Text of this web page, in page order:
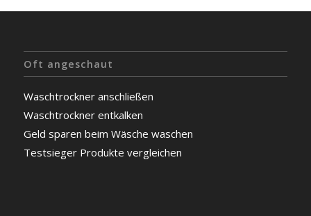
Oft angeschaut
Waschtrockner anschließen
Waschtrockner entkalken
Geld sparen beim Wäsche waschen
Testsieger Produkte vergleichen